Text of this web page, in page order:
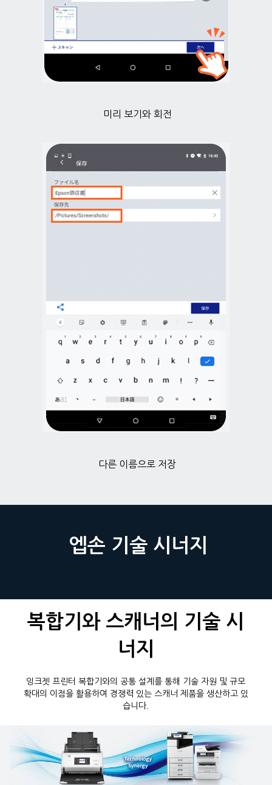
미리 보기와 회전
다른 이름으로 저장
엡손 기술 시너지
복합기와 스캐너의 기술 시
너지
잉크젯 프린터 복합기와의 공통 설계를 통해 기술 자원 및 규모
확대의 이점을 활용하여 경쟁력 있는 스캐너 제품을 생산하고 있
습니다.